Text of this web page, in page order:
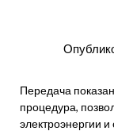
Передача
процедура,
электроэнергии